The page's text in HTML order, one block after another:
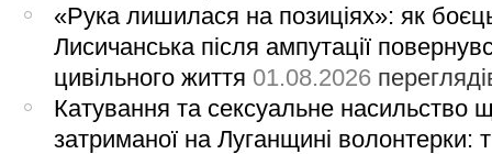
«Рука лишилася на позиціях»: як
Лисичанська після ампутації
цивільного життя 01.08.2026
Катування та сексуальне насильство
затриманої на Луганщині волонтерки: